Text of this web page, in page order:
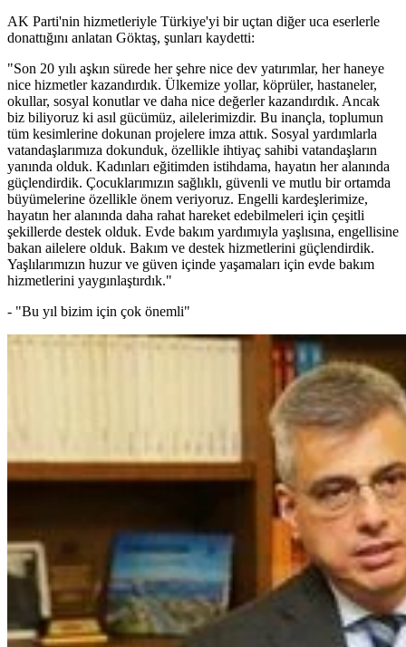
AK Parti'nin hizmetleriyle Türkiye'yi bir uçtan diğer uca eserlerle
donattığını anlatan Göktaş, şunları kaydetti:
"Son 20 yılı aşkın sürede her şehre nice dev yatırımlar, her haneye
nice hizmetler kazandırdık. Ülkemize yollar, köprüler, hastaneler,
okullar, sosyal konutlar ve daha nice değerler kazandırdık. Ancak
biz biliyoruz ki asıl gücümüz, ailelerimizdir. Bu inançla, toplumun
tüm kesimlerine dokunan projelere imza attık. Sosyal yardımlarla
vatandaşlarımıza dokunduk, özellikle ihtiyaç sahibi vatandaşların
yanında olduk. Kadınları eğitimden istihdama, hayatın her alanında
güçlendirdik. Çocuklarımızın sağlıklı, güvenli ve mutlu bir ortamda
büyümelerine özellikle önem veriyoruz. Engelli kardeşlerimize,
hayatın her alanında daha rahat hareket edebilmeleri için çeşitli
şekillerde destek olduk. Evde bakım yardımıyla yaşlısına, engellisine
bakan ailelere olduk. Bakım ve destek hizmetlerini güçlendirdik.
Yaşlılarımızın huzur ve güven içinde yaşamaları için evde bakım
hizmetlerini yaygınlaştırdık."
- "Bu yıl bizim için çok önemli"